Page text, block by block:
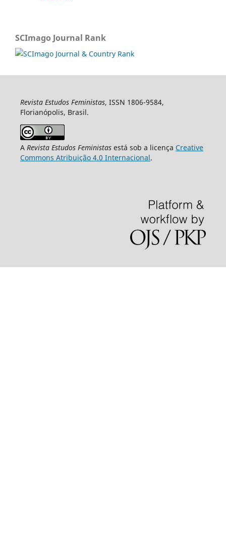
SCImago Journal Rank
Revista Estudos Feministas, ISSN 1806-9584,
Florianópolis, Brasil.
A Revista Estudos Feministasestá sob a licença Creative
Commons Atribuição 4.0 Internacional.